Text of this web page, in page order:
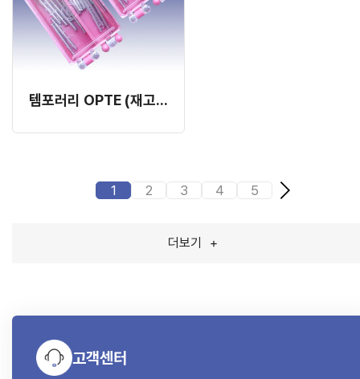
템포러리 OPTE (재고 소진 후 단종)
1 2 3 4 5
더보기 +
고객센터